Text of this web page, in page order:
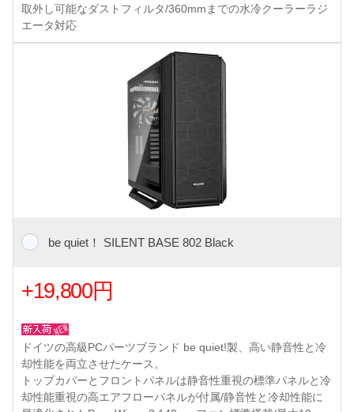
取外し可能なダストフィルタ/360mmまでの水冷クーラーラジ
エータ対応
be quiet！ SILENT BASE 802 Black
+19,800円
ドイツの高級PCパーツブランド be quiet!製、高い静音性と冷
却性能を両立させたケース。
トップカバーとフロントパネルは静音性重視の標準パネルと冷
却性能重視の高エアフローパネルが付属/静音性と冷却性能に